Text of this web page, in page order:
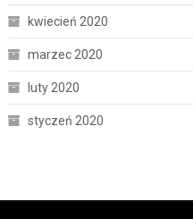
kwiecień 2020
marzec 2020
luty 2020
styczeń 2020